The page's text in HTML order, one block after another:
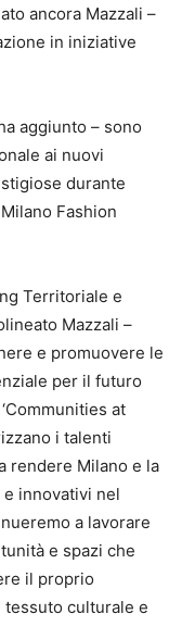
ancora Mazzali –
in iniziative
aggiunto – sono
ai nuovi
durante
Fashion
Territoriale e
Mazzali –
e promuovere le
per il futuro
at
i talenti
rendere Milano e la
innovativi nel
a lavorare
e spazi che
il proprio
culturale e